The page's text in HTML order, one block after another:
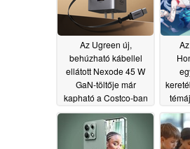
Az Ugreen új,
behúzható kábellel
ellátott Nexode 45 W
GaN-töltője már
kapható a Costco-ban
07/08/2026